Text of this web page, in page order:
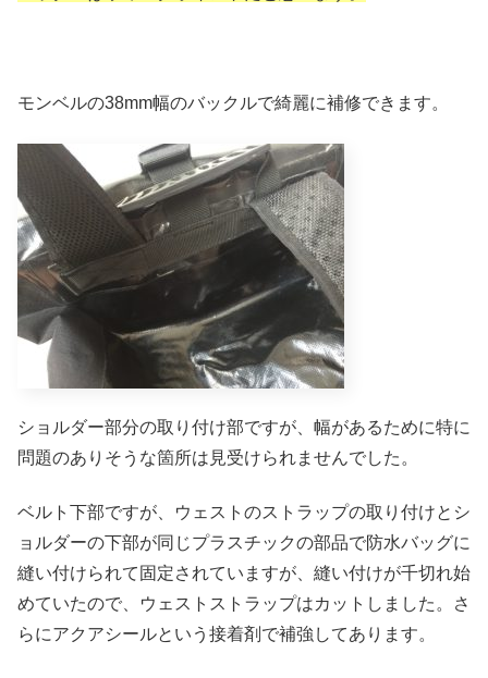
モンベルの38mm幅のバックルで綺麗に補修できます。
ショルダー部分の取り付け部ですが、幅があるために特に
問題のありそうな箇所は見受けられませんでした。
ベルト下部ですが、ウェストのストラップの取り付けとシ
ョルダーの下部が同じプラスチックの部品で防水バッグに
縫い付けられて固定されていますが、縫い付けが千切れ始
めていたので、ウェストストラップはカットしました。さ
らにアクアシールという接着剤で補強してあります。